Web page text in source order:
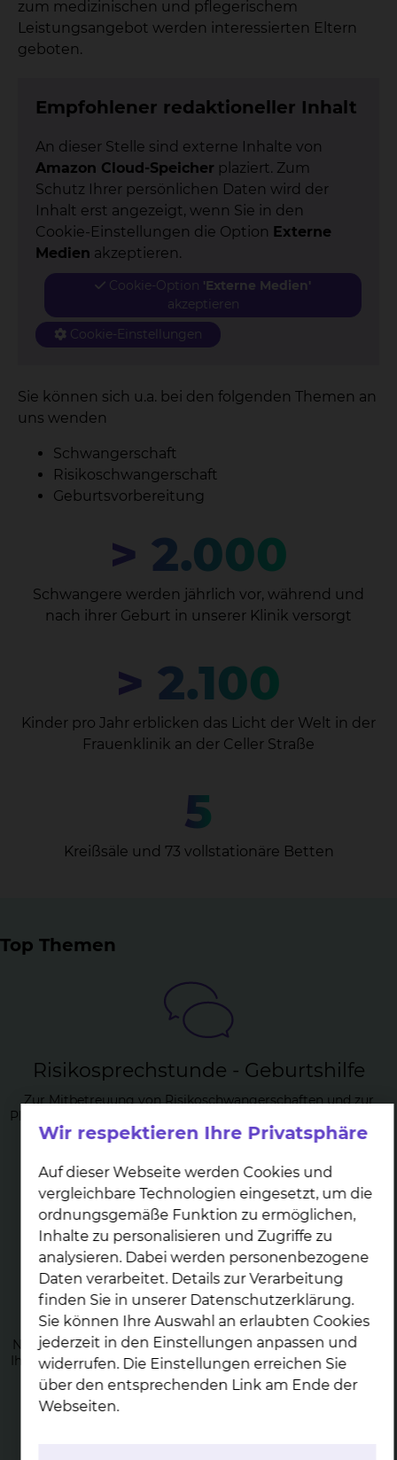
zum medizinischen und pflegerischem
Leistungsangebot werden interessierten Eltern
geboten.
Empfohlener redaktioneller Inhalt
An dieser Stelle sind externe Inhalte von
Amazon Cloud-Speicher plaziert. Zum
Schutz Ihrer persönlichen Daten wird der
Inhalt erst angezeigt, wenn Sie in den
Cookie-Einstellungen die Option Externe
Medien akzeptieren.
Cookie-Option 'Externe Medien'
akzeptieren
Cookie-Einstellungen
Sie können sich u.a. bei den folgenden Themen an
uns wenden
Schwangerschaft
Risikoschwangerschaft
Geburtsvorbereitung
> 2.000
Schwangere werden jährlich vor, während und
nach ihrer Geburt in unserer Klinik versorgt
> 2.100
Kinder pro Jahr erblicken das Licht der Welt in der
Frauenklinik an der Celler Straße
5
Kreißsäle und 73 vollstationäre Betten
Top Themen
Ri­si­ko­sprech­stun­de - Ge­burts­hil­fe
Zur Mitbetreuung von Risikoschwangerschaften und zur
Planung einer Risikogeburt oder eines Kaiserschnittes bieten
wir Ihnen eine spezielle Sprechstunde an.
Nach der Ge­burt
Direkt nach der Geburt Ihres Neugeborenen erfolgt die
Nachsorge im Kreißsaal. Auch später auf der Station, stehen
Ihnen unsere Spezialistinnen und Spezialisten zur Verfügung.
mehr
Wir respektieren Ihre Privatsphäre
Auf dieser Webseite werden Cookies und
vergleichbare Technologien eingesetzt, um die
ordnungsgemäße Funktion zu ermöglichen,
Inhalte zu personalisieren und Zugriffe zu
analysieren. Dabei werden personenbezogene
Daten verarbeitet. Details zur Verarbeitung
finden Sie in unserer Datenschutzerklärung.
Sie können Ihre Auswahl an erlaubten Cookies
jederzeit in den Einstellungen anpassen und
widerrufen. Die Einstellungen erreichen Sie
über den entsprechenden Link am Ende der
Webseiten.